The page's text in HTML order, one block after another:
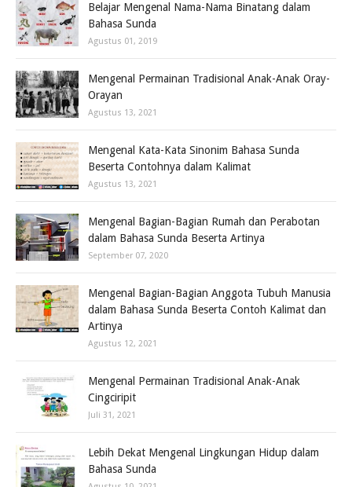
Belajar Mengenal Nama-Nama Binatang dalam
Bahasa Sunda
Agustus 01, 2019
Mengenal Permainan Tradisional Anak-Anak Oray-
Orayan
Agustus 13, 2021
Mengenal Kata-Kata Sinonim Bahasa Sunda
Beserta Contohnya dalam Kalimat
Agustus 13, 2021
Mengenal Bagian-Bagian Rumah dan Perabotan
dalam Bahasa Sunda Beserta Artinya
September 07, 2020
Mengenal Bagian-Bagian Anggota Tubuh Manusia
dalam Bahasa Sunda Beserta Contoh Kalimat dan
Artinya
Agustus 12, 2021
Mengenal Permainan Tradisional Anak-Anak
Cingciripit
Juli 31, 2021
Lebih Dekat Mengenal Lingkungan Hidup dalam
Bahasa Sunda